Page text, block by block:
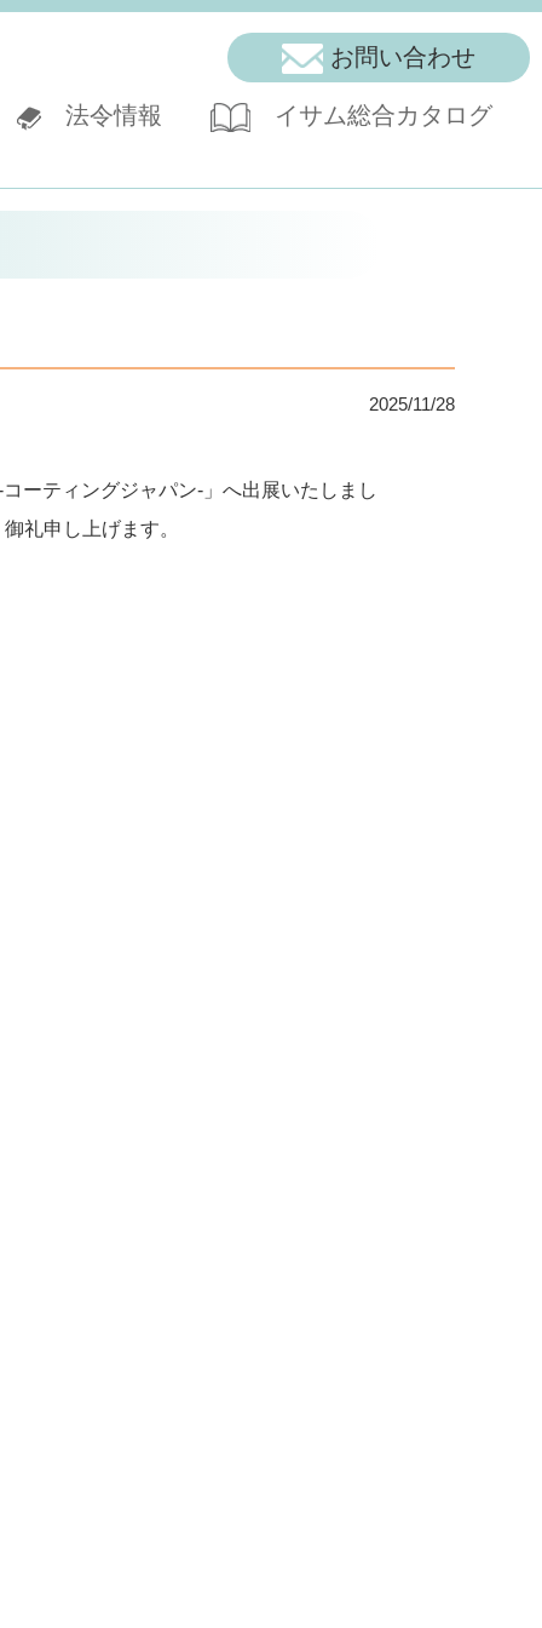
お問い合わせ
法令情報 イサム総合カタログ
2025/11/28
ーティングジャパン-」へ出展いたしまし
礼申し上げます。